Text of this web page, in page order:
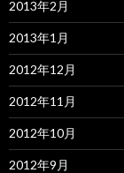
2013年2月
2013年1月
2012年12月
2012年11月
2012年10月
2012年9月